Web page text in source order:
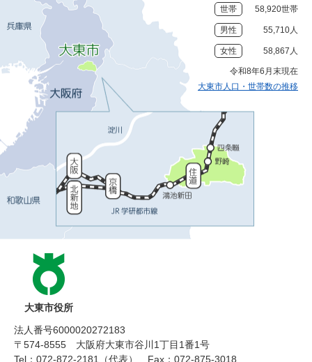
世帯 58,920世帯
男性 55,710人
女性 58,867人
令和8年6月末現在
大東市人口・世帯数の推移
大東市役所
法人番号6000020272183
〒574-8555 大阪府大東市谷川1丁目1番1号
Tel：072-872-2181（代表）
Fax：072-875-3018